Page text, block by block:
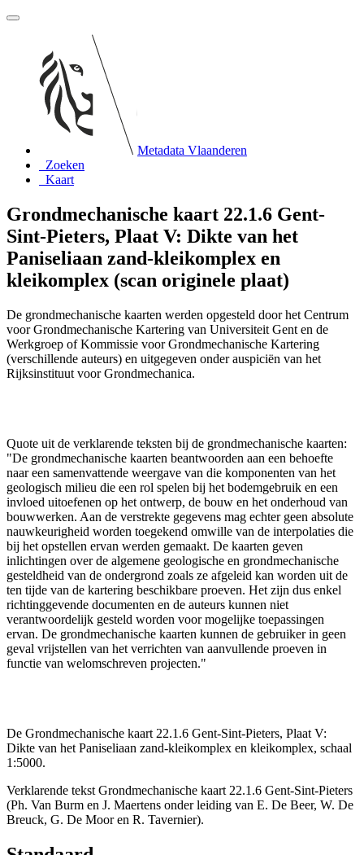
Metadata Vlaanderen
Zoeken
Kaart
Grondmechanische kaart 22.1.6 Gent-
Sint-Pieters, Plaat V: Dikte van het
Paniseliaan zand-kleikomplex en
kleikomplex (scan originele plaat)
De grondmechanische kaarten werden opgesteld door het Centrum
voor Grondmechanische Kartering van Universiteit Gent en de
Werkgroep of Kommissie voor Grondmechanische Kartering
(verschillende auteurs) en uitgegeven onder auspiciën van het
Rijksinstituut voor Grondmechanica.
Quote uit de verklarende teksten bij de grondmechanische kaarten:
"De grondmechanische kaarten beantwoorden aan een behoefte
naar een samenvattende weergave van die komponenten van het
geologisch milieu die een rol spelen bij het bodemgebruik en een
invloed uitoefenen op het ontwerp, de bouw en het onderhoud van
bouwwerken. Aan de verstrekte gegevens mag echter geen absolute
nauwkeurigheid worden toegekend omwille van de interpolaties die
bij het opstellen ervan werden gemaakt. De kaarten geven
inlichtingen over de algemene geologische en grondmechanische
gesteldheid van de ondergrond zoals ze afgeleid kan worden uit de
ten tijde van de kartering beschikbare proeven. Het zijn dus enkel
richtinggevende documenten en de auteurs kunnen niet
verantwoordelijk gesteld worden voor mogelijke toepassingen
ervan. De grondmechanische kaarten kunnen de gebruiker in geen
geval vrijstellen van het verrichten van aanvullende proeven in
functie van welomschreven projecten."
De Grondmechanische kaart 22.1.6 Gent-Sint-Pieters, Plaat V:
Dikte van het Paniseliaan zand-kleikomplex en kleikomplex, schaal
1:5000.
Verklarende tekst Grondmechanische kaart 22.1.6 Gent-Sint-Pieters
(Ph. Van Burm en J. Maertens onder leiding van E. De Beer, W. De
Breuck, G. De Moor en R. Tavernier).